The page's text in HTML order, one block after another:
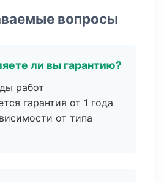
вопросы
ли вы гарантию?
работ
гарантия от 1 года
от типа